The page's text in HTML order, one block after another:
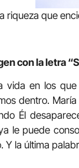
que
con la letra
vida en los
dentro.
Él
le puede
Y la última